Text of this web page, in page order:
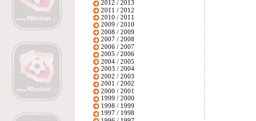
2012 / 2013
2011 / 2012
2010 / 2011
2009 / 2010
2008 / 2009
2007 / 2008
2006 / 2007
2005 / 2006
2004 / 2005
2003 / 2004
2002 / 2003
2001 / 2002
2000 / 2001
1999 / 2000
1998 / 1999
1997 / 1998